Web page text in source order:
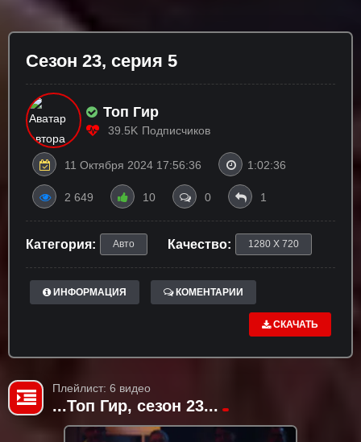
Сезон 23, серия 5
Топ Гир
39.5K Подписчиков
11 Октября 2024 17:56:36 1:02:36
2 649 10 0 1
Категория: Авто Качество: 1280 X 720
ИНФОРМАЦИЯ КОМЕНТАРИИ
СКАЧАТЬ
Плейлист: 6 видео
...Топ Гир, сезон 23...